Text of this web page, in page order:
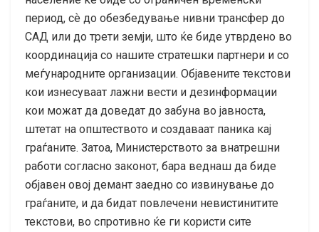
период, сѐ до обезбедување нивни трансфер до
САД или до трети земји, што ќе биде утврдено во
координација со нашите стратешки партнери и со
меѓународните организации. Објавените текстови
кои изнесуваат лажни вести и дезинформации
кои можат да доведат до забуна во јавноста,
штетат на општеството и создаваат паника кај
граѓаните. Затоа, Министерството за внатрешни
работи согласно законот, бара веднаш да биде
објавен овој демант заедно со извинување до
граѓаните, и да бидат повлечени невистинитите
текстови, во спротивно ќе ги користи сите